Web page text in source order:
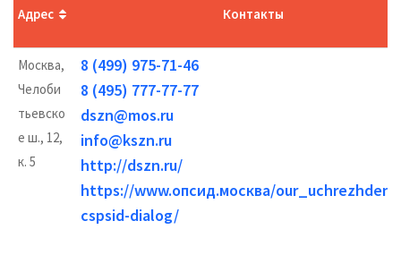
Адрес Контакты
Москва,
Челоби
тьевско
е ш., 12,
к. 5
8 (499) 975-71-46
8 (495) 777-77-77
dszn@mos.ru
info@kszn.ru
http://dszn.ru/
https://www.опсид.москва/
cspsid-dialog/